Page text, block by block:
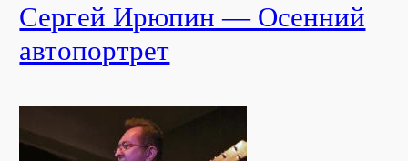
Сергей Ирюпин — Осенний
автопортрет